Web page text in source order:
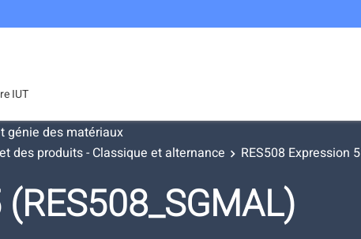
IUT
génie des matériaux
des produits - Classique et alternance
RES508 Expression 5